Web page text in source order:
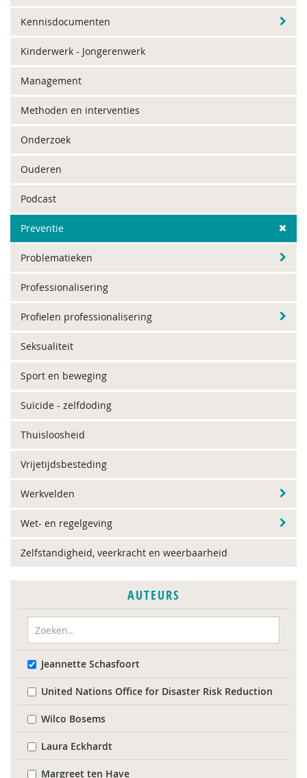
Kennisdocumenten
Kinderwerk - Jongerenwerk
Management
Methoden en interventies
Onderzoek
Ouderen
Podcast
Preventie
Problematieken
Professionalisering
Profielen professionalisering
Seksualiteit
Sport en beweging
Suïcide - zelfdoding
Thuisloosheid
Vrijetijdsbesteding
Werkvelden
Wet- en regelgeving
Zelfstandigheid, veerkracht en weerbaarheid
AUTEURS
Jeannette Schasfoort
United Nations Office for Disaster Risk Reduction
Wilco Bosems
Laura Eckhardt
Margreet ten Have